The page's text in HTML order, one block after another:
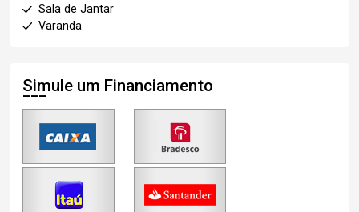
Sala de Jantar
Varanda
Simule um Financiamento